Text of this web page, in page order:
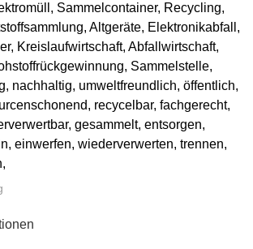
Sammelcontainer, Recycling,
Altgeräte, Elektronikabfall,
Kreislaufwirtschaft, Abfallwirtschaft,
Sammelstelle,
nachhaltig, umweltfreundlich, öffentlich,
recycelbar, fachgerecht,
gesammelt, entsorgen,
einwerfen, wiederverwerten, trennen,